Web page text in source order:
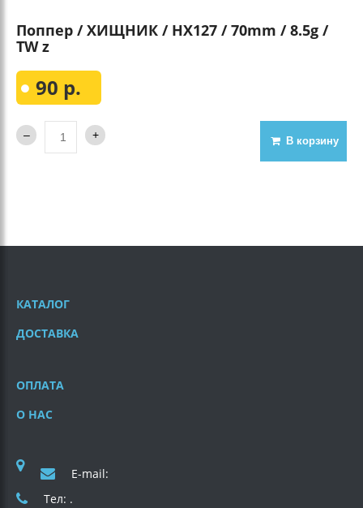
Поппер / ХИЩНИК / HX127 / 70mm / 8.5g /
TW z
90 р.
В корзину
КАТАЛОГ
ДОСТАВКА
ОПЛАТА
О НАС
E-mail:
Тел: .